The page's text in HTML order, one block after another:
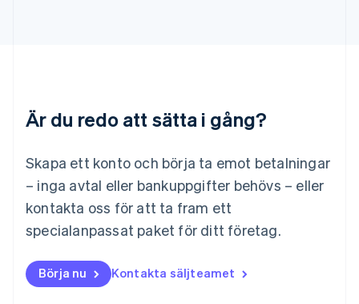
Är du redo att sätta i gång?
Skapa ett konto och börja ta emot betalningar
– inga avtal eller bankuppgifter behövs – eller
kontakta oss för att ta fram ett
specialanpassat paket för ditt företag.
Börja nu Kontakta säljteamet
FrançaisDeutschEnglish
Malta
English
Mexiko
Español English
Nederländerna
Norge
English